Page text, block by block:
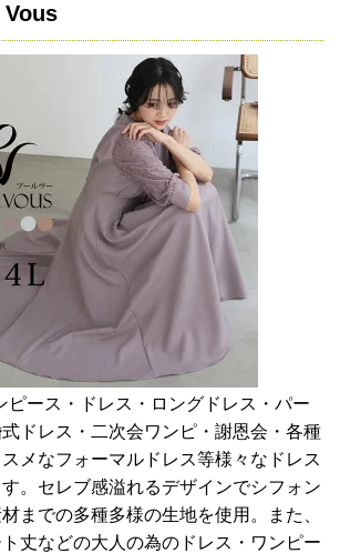
Vous
ピース・ドレス・ロングドレス・パー
ドレス・二次会ワンピ・謝恩会・各種
メなフォーマルドレス等様々なドレス
。セレブ感溢れるデザインでシフォン
までの多種多様の生地を使用。また、
丈などの大人の為のドレス・ワンピー